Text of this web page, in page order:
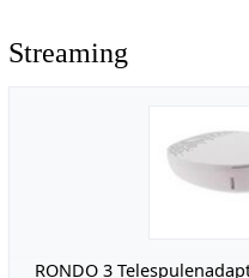
Streaming
RONDO 3